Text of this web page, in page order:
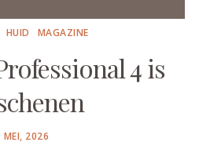
HUID MAGAZINE
4 is
MEI, 2026